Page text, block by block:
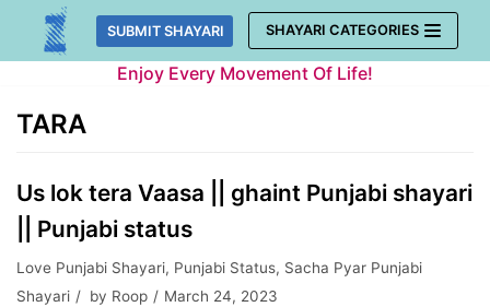
Skip
SUBMIT SHAYARI SHAYARI CATEGORIES
Enjoy Every Movement Of Life!
TARA
Us lok tera Vaasa || ghaint Punjabi shayari
|| Punjabi status
Love Punjabi Shayari, Punjabi Status, Sacha Pyar Punjabi
Shayari
by Roop March 24, 2023